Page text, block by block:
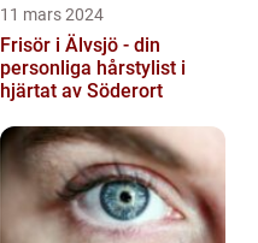
11 mars 2024
Frisör i Älvsjö - din
personliga hårstylist i
hjärtat av Söderort